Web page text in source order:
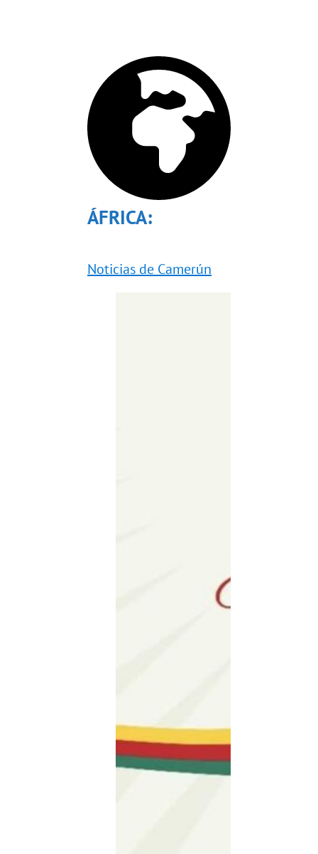
ÁFRICA:
Noticias de Camerún